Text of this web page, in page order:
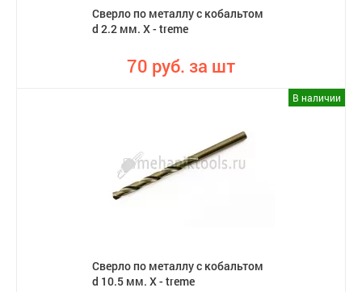
Сверло по металлу с кобальтом
d 2.2 мм. X - treme
70 руб. за шт
В наличии
Сверло по металлу с кобальтом
d 10.5 мм. X - treme